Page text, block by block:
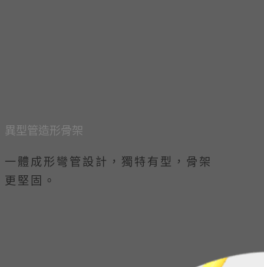
​異型管造形骨架
一體成形彎管設計，獨特有型，骨架
更堅固。